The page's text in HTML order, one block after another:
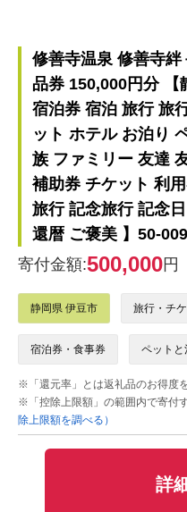
修善寺温泉 修善寺
品券 150,000円分 【
宿泊券 宿泊 旅行 旅
ット ホテル お泊り
族 ファミリー 友達
補助券 チケット 利
旅行 記念旅行 記念
還暦 ご褒美 】50-009
寄付金額:500,000円
静岡県 伊豆市 旅行・チ
宿泊券・食事券 ペットと
※「還元率」とは返礼品のお得度
※「控除上限額」の範囲内で寄付
除上限額を調べる）
詳